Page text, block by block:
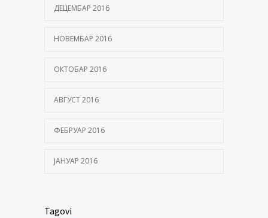
ДЕЦЕМБАР 2016
НОВЕМБАР 2016
ОКТОБАР 2016
АВГУСТ 2016
ФЕБРУАР 2016
ЈАНУАР 2016
Tagovi